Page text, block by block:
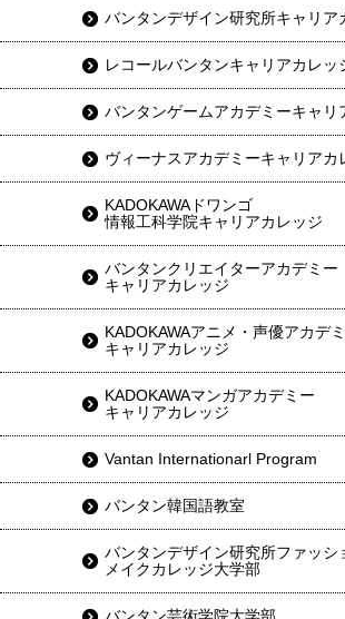
バンタンデザイン研究所キャリア
レコールバンタンキャリアカレッ
バンタンゲームアカデミーキャリ
ヴィーナスアカデミーキャリアカ
KADOKAWAドワンゴ
情報工科学院キャリアカレッジ
バンタンクリエイターアカデミー
キャリアカレッジ
KADOKAWAアニメ・声優アカデ
キャリアカレッジ
KADOKAWAマンガアカデミー
キャリアカレッジ
Vantan Internationarl Program
バンタン韓国語教室
バンタンデザイン研究所ファッシ
メイクカレッジ大学部